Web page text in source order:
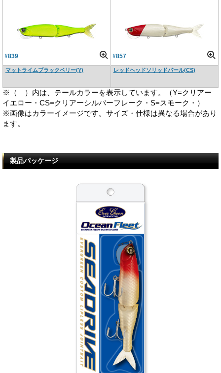
#839
マットライムブラックベリー(Y)
#857
レッドヘッドソリッドパール(CS)
※（ ）内は、テールカラーを表示しています。（Y=クリアー
イエロー・CS=クリアーシルバーフレーク・S=スモーク・）
※画像はカラーイメージです。サイズ・仕様は異なる場合があり
ます。
製品パッケージ